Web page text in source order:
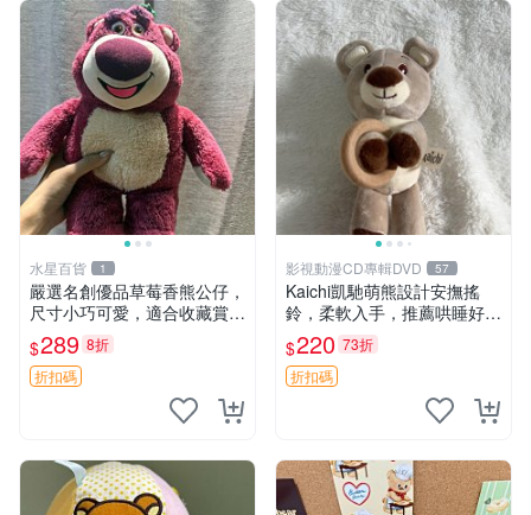
水星百貨 1
嚴選名創優品草莓香熊公仔，
尺寸小巧可愛，適合收藏賞玩
30cm 玩具 公仔 草莓熊
$289 8折
折扣碼
影視動漫CD專輯DVD 57
Kaichi凱馳萌熊設計安撫搖
鈴，柔軟入手，推薦哄睡好選
擇 熊公仔 安撫玩具 喂食環
$220 73折
折扣碼